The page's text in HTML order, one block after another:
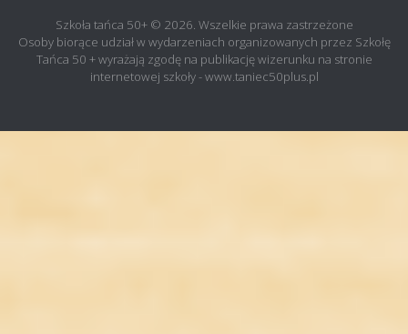
Szkoła tańca 50+ © 2026. Wszelkie prawa zastrzeżone
Osoby biorące udział w wydarzeniach organizowanych przez Szkołę
Tańca 50 + wyrażają zgodę na publikację wizerunku na stronie
internetowej szkoły - www.taniec50plus.pl